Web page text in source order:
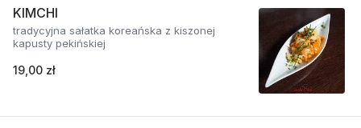
KIMCHI
tradycyjna sałatka koreańska z kiszonej
kapusty pekińskiej
19,00 zł